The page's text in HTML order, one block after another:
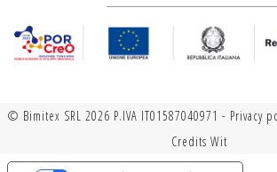
© Bimitex SRL 2026 P.IVA IT01587040971 - Privacy
Credits Wit